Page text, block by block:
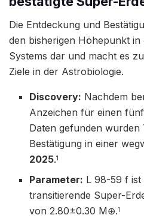
Die Entdeckung und
den bisherigen Höhepunkt
Systems dar und macht es
Ziele in der Astrobiologie.
Discovery: Nachdem
Anzeichen für einen
Daten gefunden wurden
Bestätigung in einer
2025.1
Parameter: L 98-59 f ist
transitierende Super-
von 2.80±0.30 M⊕​.1